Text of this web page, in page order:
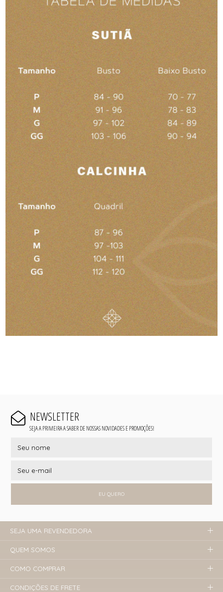
NEWSLETTER
SEJA A PRIMEIRA A SABER DE NOSSAS NOVIDADES E PROMOÇÕES!
EU QUERO
SEJA UMA REVENDEDORA
QUEM SOMOS
COMO COMPRAR
CONDIÇÕES DE FRETE